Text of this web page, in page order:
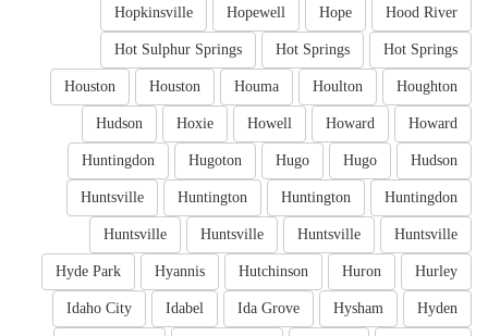
Hood River
Hope
Hopewell
Hopkinsville
Hot Springs
Hot Springs
Hot Sulphur Springs
Houghton
Houlton
Houma
Houston
Houston
Howard
Howard
Howell
Hoxie
Hudson
Hudson
Hugo
Hugo
Hugoton
Huntingdon
Huntingdon
Huntington
Huntington
Huntsville
Huntsville
Huntsville
Huntsville
Huntsville
Hurley
Huron
Hutchinson
Hyannis
Hyde Park
Hyden
Hysham
Ida Grove
Idabel
Idaho City